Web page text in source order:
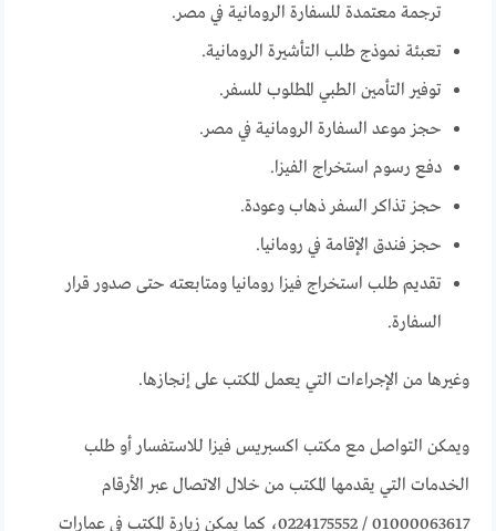
ترجمة معتمدة للسفارة الرومانية في مصر.
تعبئة نموذج طلب التأشيرة الرومانية.
توفير التأمين الطبي المطلوب للسفر.
حجز موعد السفارة الرومانية في مصر.
دفع رسوم استخراج الفيزا.
حجز تذاكر السفر ذهاب وعودة.
حجز فندق الإقامة في رومانيا.
تقديم طلب استخراج فيزا رومانيا ومتابعته حتى صدور قرار
السفارة.
وغيرها من الإجراءات التي يعمل المكتب على إنجازها.
ويمكن التواصل مع مكتب اكسبريس فيزا للاستفسار أو طلب
الخدمات التي يقدمها المكتب من خلال الاتصال عبر الأرقام
01000063617 / 0224175552، كما يمكن زيارة المكتب في عمارات